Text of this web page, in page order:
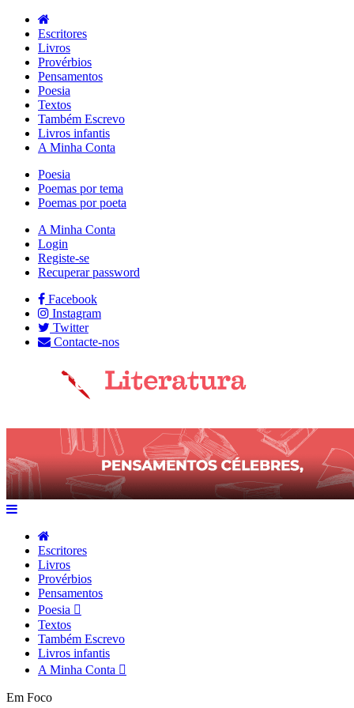
Escritores
Livros
Provérbios
Pensamentos
Poesia
Textos
Também Escrevo
Livros infantis
A Minha Conta
Poesia
Poemas por tema
Poemas por poeta
A Minha Conta
Login
Registe-se
Recuperar password
Facebook
Instagram
Twitter
Contacte-nos
Escritores
Livros
Provérbios
Pensamentos
Poesia
Textos
Também Escrevo
Livros infantis
A Minha Conta
Em Foco